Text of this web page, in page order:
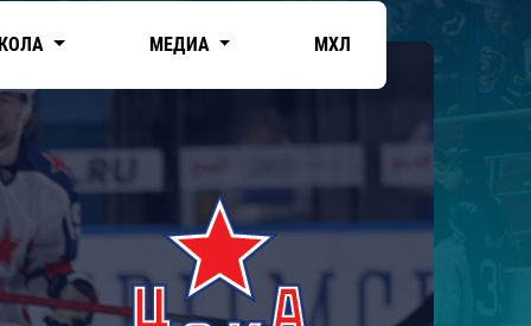
МЕДИА МХЛ